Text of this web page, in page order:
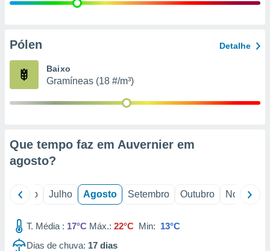
e
de
Pólen Detalhe
Baixo
Gramíneas (18 #/m³)
Que tempo faz em Auvernier em
agosto?
Junho Julho Agosto Setembro Outubro Novembro
T. Média : 17°C Máx.: 22°C Min: 13°C
Dias de chuva: 17 dias